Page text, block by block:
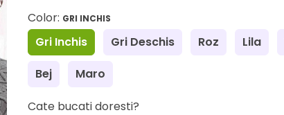
Color: GRI INCHIS
Gri Inchis Gri Deschis Roz Lila
Bej
Maro
Cate bucati doresti?